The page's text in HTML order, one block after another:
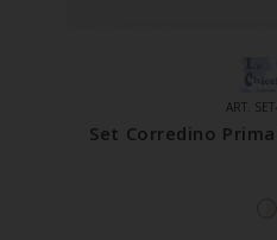
ART.
Set Corredino